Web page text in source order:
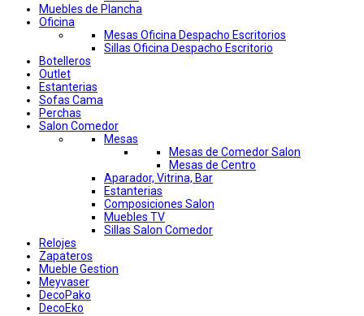
Muebles de Plancha
Oficina
Mesas Oficina Despacho Escritorios
Sillas Oficina Despacho Escritorio
Botelleros
Outlet
Estanterias
Sofas Cama
Perchas
Salon Comedor
Mesas
Mesas de Comedor Salon
Mesas de Centro
Aparador, Vitrina, Bar
Estanterias
Composiciones Salon
Muebles TV
Sillas Salon Comedor
Relojes
Zapateros
Mueble Gestion
Meyvaser
DecoPako
DecoEko